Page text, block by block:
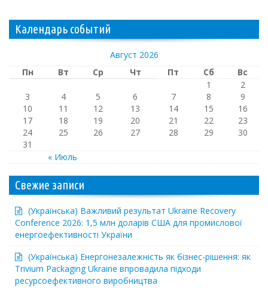
Календарь событий
Август 2026
Пн
Вт Ср Чт Пт Сб Вс
« Июль
1
2
3
4 5 6 7 8
9
10
11 12 13 14 15
16
17
18 19 20 21 22
23
24
25 26 27 28 29
30
31
Свежие записи
(Українська) Важливий результат Ukraine Recovery
Conference 2026: 1,5 млн доларів США для промислової
енергоефективності України
(Українська) Енергонезалежність як бізнес-рішення: як
Trivium Packaging Ukraine впровадила підходи
ресурсоефективного виробництва